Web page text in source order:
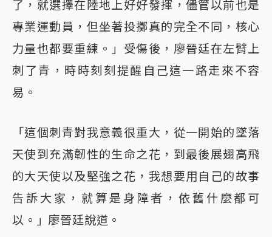
了，就選擇在陸地上好好發揮，儘管以前也是
專業運動員，但坐著投擲真的完全不同，核心
力量也都要重練。」受傷後，廖晉廷在左臂上
刺了青，時時刻刻提醒自己這一路走來不容
易。
「這個刺青對我意義很重大，從一開始的墜落
天使到充滿韌性的生命之花，到最後展翅高飛
的大天使以及堅強之花，我想要用自己的故事
告訴大家，就算是身障者，依舊什麼都可
以。」廖晉廷說道。